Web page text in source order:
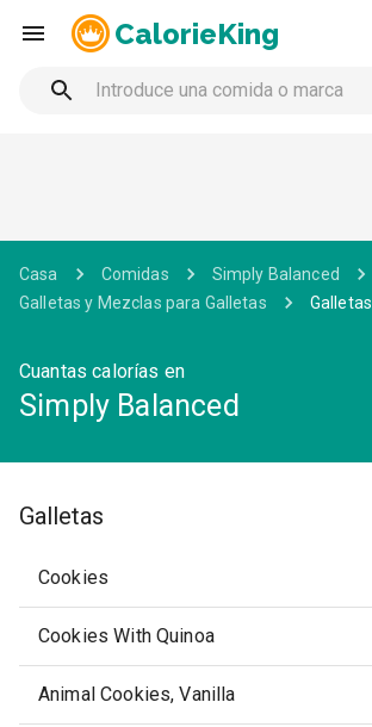
CalorieKing
Casa Comidas
Simply Balanced
Galletas y Mezclas para Galletas
Galletas
Cuantas calorías en
Simply Balanced
Galletas
Cookies
Cookies With Quinoa
Animal Cookies, Vanilla